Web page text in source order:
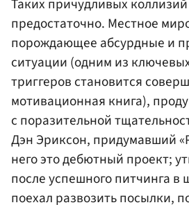
предостаточно. Местное
порождающее абсурдные и
ситуации (одним из
триггеров становится
мотивационная книга),
с поразительной
Дэн Эриксон, придумавший
него это дебютный проект;
после успешного питчинга в
поехал развозить посылки,